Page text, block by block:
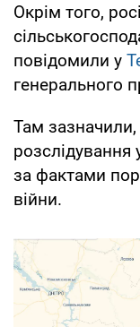
Окрім того,
повідомили у
генерального
Там
за фактами
війни.